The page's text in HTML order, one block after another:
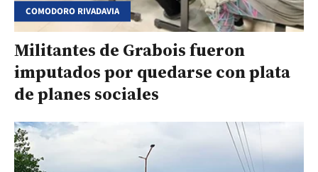
COMODORO RIVADAVIA
Militantes de Grabois fueron
imputados por quedarse con plata
de planes sociales